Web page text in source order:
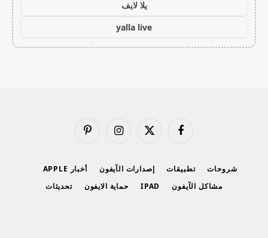
يلا لايف
yalla live
فيسبوك
X
الانستغرامبينتيريست
شروحات تطبيقات إصدارات الآيفون
أخبار APPLE
مشاكل الآيفون
IPAD حماية الايفون تحديثات